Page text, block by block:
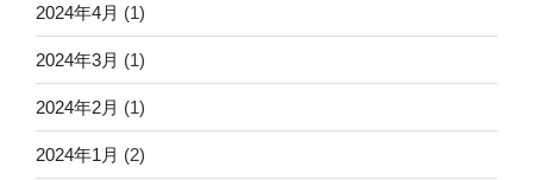
2024年4月 (1)
2024年3月 (1)
2024年2月 (1)
2024年1月 (2)